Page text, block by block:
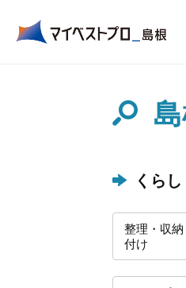
くらし
整理・収
付け